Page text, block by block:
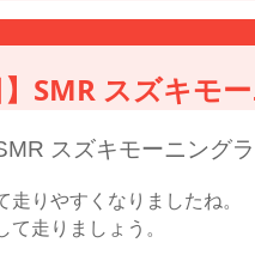
SMR スズキモ
スズキモーニングラ
りやすくなりましたね。
走りましょう。